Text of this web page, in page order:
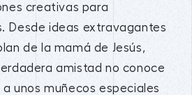
creativas para
Desde ideas extravagantes
de la mamá de Jesús,
amistad no conoce
unos muñecos especiales